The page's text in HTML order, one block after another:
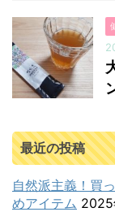
最近の投稿
自然派主義！買
めアイテム 2025